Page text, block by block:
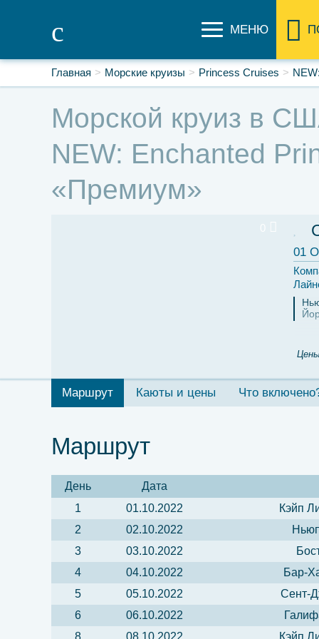
МЕНЮ
Главная Морские круизы Princess Cruises
Морской круиз в
NEW: Enchanted
«Премиум»
01
0
Маршрут Каюты и цены Что
Маршрут
День
Дата
1
01.10.2022
Кэйп
2
02.10.2022
3
03.10.2022
4
04.10.2022
Бар-
5
05.10.2022
Сент-
6
06.10.2022
8
08.10.2022 Кэйп